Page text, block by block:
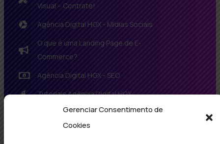
Gerenciar Consentimento de
Cookies
Visual – Contrate!
Agência Digital HGX - Mídias Sociais
O que é uma Landing Page de E-
Commerce?
Agência Digital HGX - SEO
Tutoriais Agência Digital HGX
Agência Digital HGX - Tecnologia
Política De Privacidade